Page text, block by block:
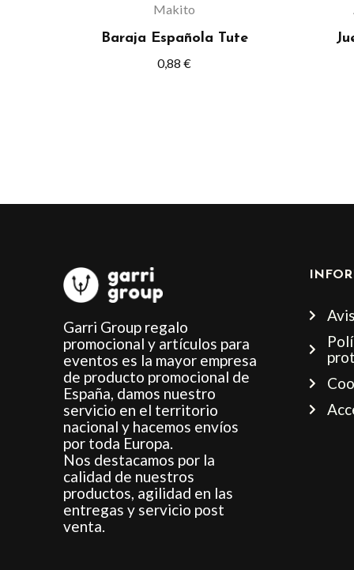
Makito
Baraja Española Tute
0,88 €
Garri Group regalo
promocional y artículos para
eventos es la mayor empresa
de producto promocional de
España, damos nuestro
servicio en el territorio
nacional y hacemos envíos
por toda Europa.
Nos destacamos por la
calidad de nuestros
productos, agilidad en las
entregas y servicio post
venta.